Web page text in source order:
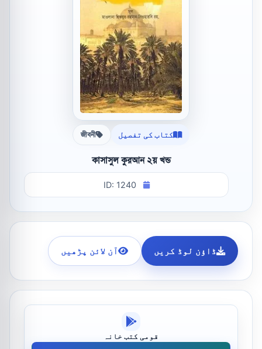
کتاب کی تفصیل জীবনী
কাসাসুল কুরআন ২য় খন্ড
ID: 1240
ڈاؤن لوڈ کریں آن لائن پڑھیں
قومی کتب خانہ